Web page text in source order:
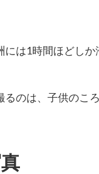
は1時間ほどし
るのは、子供のこ